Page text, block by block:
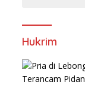
Hukrim